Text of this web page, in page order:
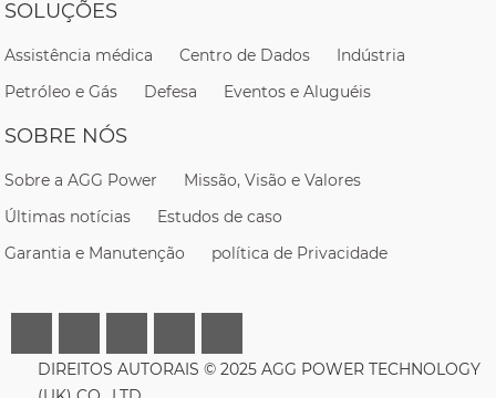
SOLUÇÕES
Assistência médica Centro de Dados
Indústria
Petróleo e Gás
Defesa Eventos e Aluguéis
SOBRE NÓS
Sobre a AGG Power
Missão, Visão e Valores
Últimas notícias
Estudos de caso
Garantia e Manutenção
política de Privacidade
DIREITOS AUTORAIS © 2025 AGG POWER TECHNOLOGY